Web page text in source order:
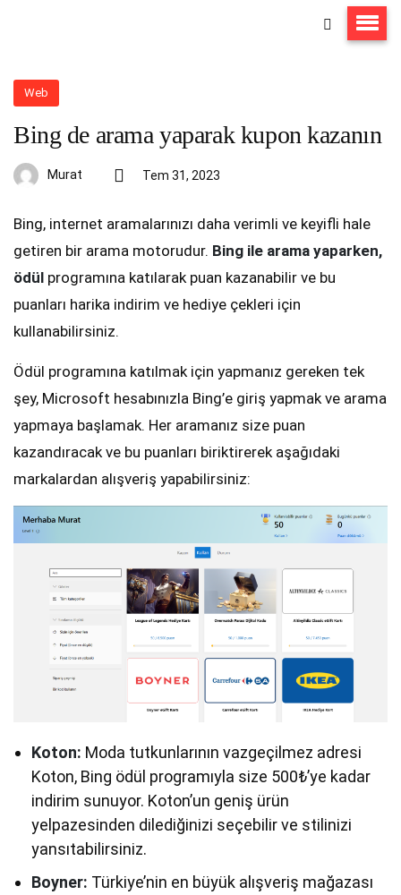
Web
Bing de arama yaparak kupon kazanın
Murat Tem 31, 2023
Bing, internet aramalarınızı daha verimli ve keyifli hale
getiren bir arama motorudur. Bing ile arama yaparken,
ödül programına katılarak puan kazanabilir ve bu
puanları harika indirim ve hediye çekleri için
kullanabilirsiniz.
Ödül programına katılmak için yapmanız gereken tek
şey, Microsoft hesabınızla Bing’e giriş yapmak ve arama
yapmaya başlamak. Her aramanız size puan
kazandıracak ve bu puanları biriktirerek aşağıdaki
markalardan alışveriş yapabilirsiniz:
Koton: Moda tutkunlarının vazgeçilmez adresi
Koton, Bing ödül programıyla size 500₺’ye kadar
indirim sunuyor. Koton’un geniş ürün
yelpazesinden dilediğinizi seçebilir ve stilinizi
yansıtabilirsiniz.
Boyner: Türkiye’nin en büyük alışveriş mağazası